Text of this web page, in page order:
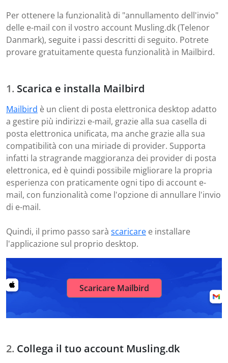
Per ottenere la funzionalità di "annullamento dell'invio"
delle e-mail con il vostro account Musling.dk (Telenor
Danmark), seguite i passi descritti di seguito. Potrete
provare gratuitamente questa funzionalità in Mailbird.
Scarica e installa Mailbird
Mailbird è un client di posta elettronica desktop adatto
a gestire più indirizzi e-mail, grazie alla sua casella di
posta elettronica unificata, ma anche grazie alla sua
compatibilità con una miriade di provider. Supporta
infatti la stragrande maggioranza dei provider di posta
elettronica, ed è quindi possibile migliorare la propria
esperienza con praticamente ogni tipo di account e-
mail, con funzionalità come l'opzione di annullare l'invio
di e-mail.
Quindi, il primo passo sarà scaricare e installare
l'applicazione sul proprio desktop.
Scaricare Mailbird
Collega il tuo account Musling.dk